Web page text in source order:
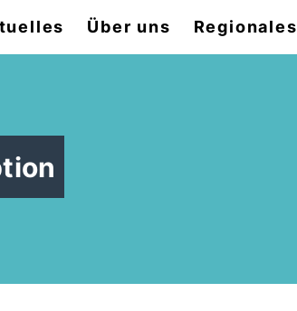
Über uns Regionales